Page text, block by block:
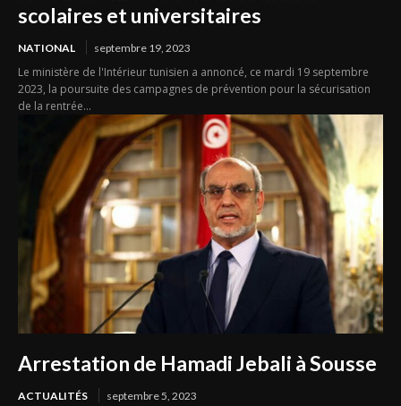
scolaires et universitaires
NATIONAL septembre 19, 2023
Le ministère de l'Intérieur tunisien a annoncé, ce mardi 19 septembre
2023, la poursuite des campagnes de prévention pour la sécurisation
de la rentrée...
Arrestation de Hamadi Jebali à Sousse
ACTUALITÉS septembre 5, 2023